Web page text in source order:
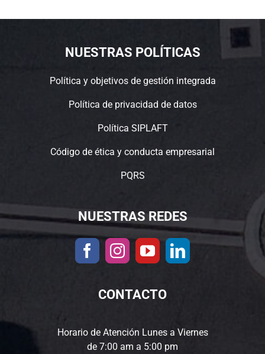
NUESTRAS POLÍTICAS
Política y objetivos de gestión integrada
Política de privacidad de datos
Política SIPLAFT
Código de ética y conducta empresarial
PQRS
NUESTRAS REDES
CONTACTO
Horario de Atención Lunes a Viernes
de 7:00 am a 5:00 pm